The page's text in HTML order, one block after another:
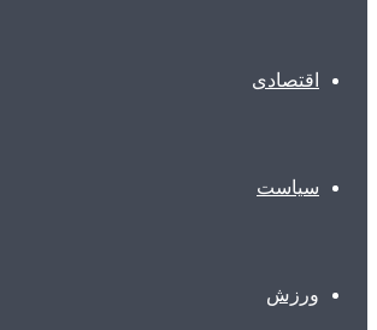
اقتصادی
سیاست
ورزش